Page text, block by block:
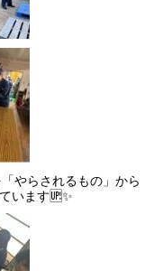
やらされるもの」から
います🆙✨